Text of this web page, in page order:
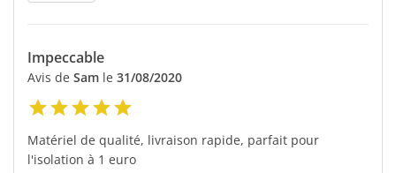
Impeccable
Avis de Sam le 31/08/2020
Matériel de qualité, livraison rapide, parfait pour
l'isolation à 1 euro